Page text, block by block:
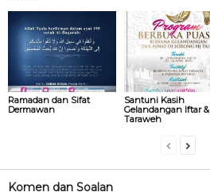
Ramadan dan Sifat
Dermawan
Santuni Kasih
Gelandangan Iftar &
Taraweh
Komen dan Soalan